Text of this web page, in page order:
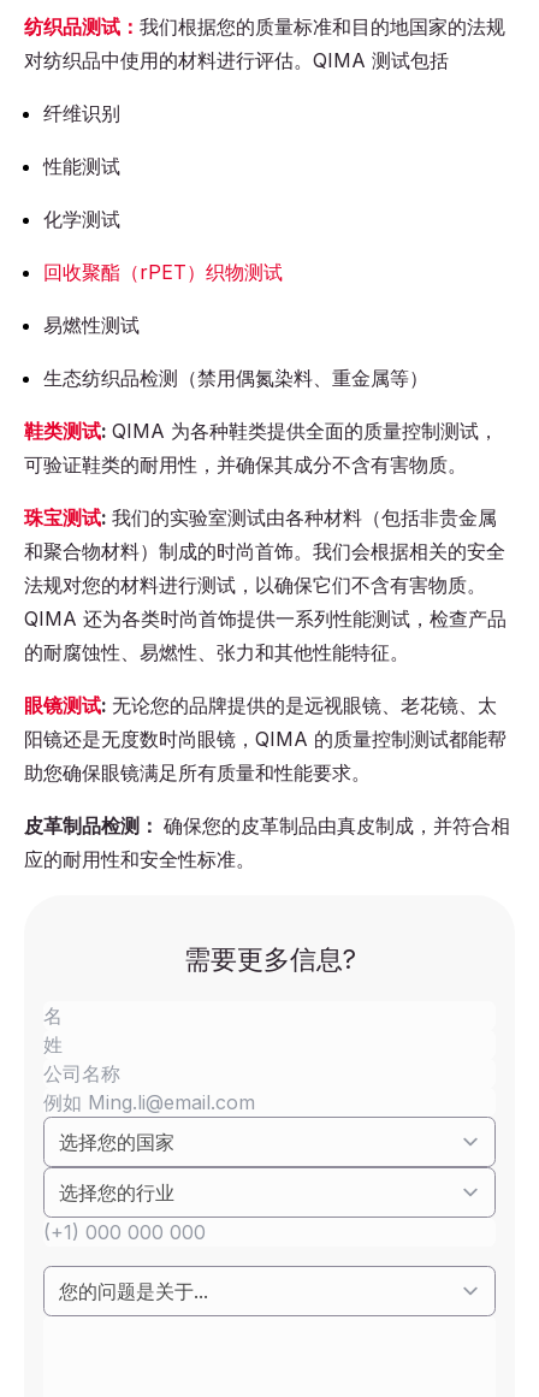
纺织品测试： 我们根据您的质量标准和目的地国家的法规
对纺织品中使用的材料进行评估。QIMA 测试包括
纤维识别
性能测试
化学测试
回收聚酯（rPET）织物测试
易燃性测试
生态纺织品检测（禁用偶氮染料、重金属等）
鞋类测试: QIMA 为各种鞋类提供全面的质量控制测试，
可验证鞋类的耐用性，并确保其成分不含有害物质。
珠宝测试: 我们的实验室测试由各种材料（包括非贵金属
和聚合物材料）制成的时尚首饰。我们会根据相关的安全
法规对您的材料进行测试，以确保它们不含有害物质。
QIMA 还为各类时尚首饰提供一系列性能测试，检查产品
的耐腐蚀性、易燃性、张力和其他性能特征。
眼镜测试: 无论您的品牌提供的是远视眼镜、老花镜、太
阳镜还是无度数时尚眼镜，QIMA 的质量控制测试都能帮
助您确保眼镜满足所有质量和性能要求。
皮革制品检测： 确保您的皮革制品由真皮制成，并符合相
应的耐用性和安全性标准。
需要更多信息?